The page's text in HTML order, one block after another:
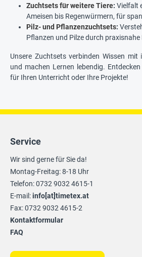
Zuchtsets für weitere Tiere: Vielfalt
Ameisen bis Regenwürmern, für
Pilz- und Pflanzenzuchtsets:
Pflanzen und Pilze durch praxisnahe
Unsere Zuchtsets verbinden Wissen mit
und machen Lernen lebendig.
für Ihren Unterricht oder Ihre Projekte!
Service
Wir sind gerne für Sie da!
Montag-Freitag: 8-18 Uhr
Telefon: 0732 9032 4615-1
E-mail:info[at]timetex.at
Fax: 0732 9032 4615-2
Kontaktformular
FAQ